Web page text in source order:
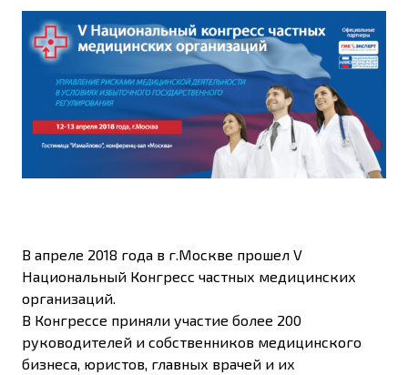
В апреле 2018 года в г.Москве прошел V
Национальный Конгресс частных медицинских
организаций.
В Конгрессе приняли участие более 200
руководителей и собственников медицинского
бизнеса, юристов, главных врачей и их